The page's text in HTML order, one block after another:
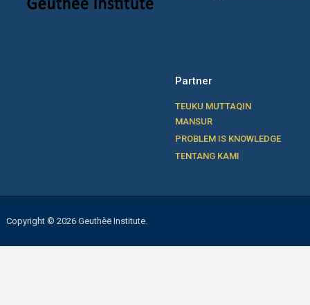
Partner
TEUKU MUTTAQIN
MANSUR
PROBLEM IS KNOWLEDGE
TENTANG KAMI
Copyright © 2026 Geuthèë Institute.